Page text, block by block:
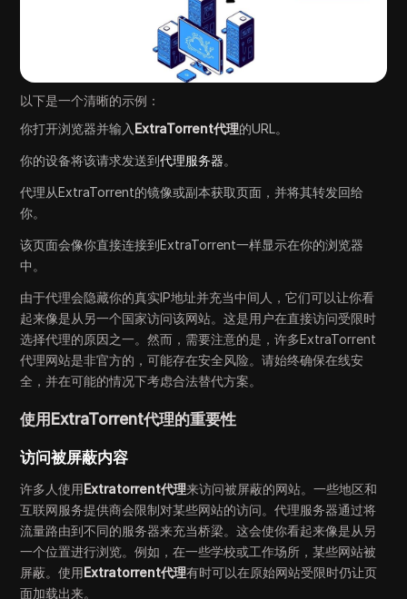
以下是一个清晰的示例：
你打开浏览器并输入 ExtraTorrent代理的URL。
你的设备将该请求发送到代理服务器。
代理从ExtraTorrent的镜像或副本获取页面，并将其转发回给
你。
该页面会像你直接连接到ExtraTorrent一样显示在你的浏览器
中。
由于代理会隐藏你的真实IP地址并充当中间人，它们可以让你看
起来像是从另一个国家访问该网站。这是用户在直接访问受限时
选择代理的原因之一。然而，需要注意的是，许多ExtraTorrent
代理网站是非官方的，可能存在安全风险。请始终确保在线安
全，并在可能的情况下考虑合法替代方案。
使用ExtraTorrent代理的重要性
访问被屏蔽内容
许多人使用Extratorrent代理来访问被屏蔽的网站。一些地区和
互联网服务提供商会限制对某些网站的访问。代理服务器通过将
流量路由到不同的服务器来充当桥梁。这会使你看起来像是从另
一个位置进行浏览。例如，在一些学校或工作场所，某些网站被
屏蔽。使用Extratorrent代理有时可以在原始网站受限时仍让页
面加载出来。